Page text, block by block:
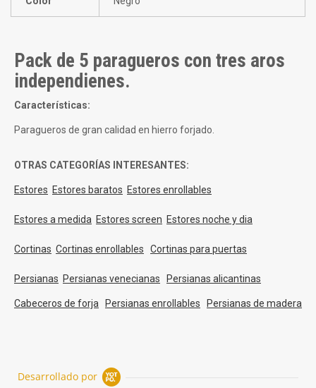
Pack de 5 paragueros con tres aros
independienes.
Características:
Paragueros de gran calidad en hierro forjado.
OTRAS CATEGORÍAS INTERESANTES:
Estores Estores baratos Estores enrollables
Estores a medida Estores screen Estores noche y dia
Cortinas Cortinas enrollables Cortinas para puertas
Persianas Persianas venecianas Persianas alicantinas
Cabeceros de forja Persianas enrollables Persianas de madera
Desarrollado por